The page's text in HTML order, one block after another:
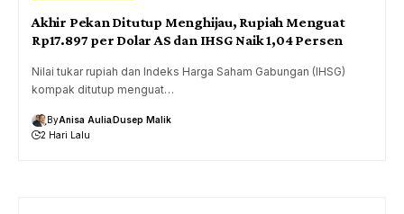
Akhir Pekan Ditutup Menghijau, Rupiah Menguat
Rp17.897 per Dolar AS dan IHSG Naik 1,04 Persen
Nilai tukar rupiah dan Indeks Harga Saham Gabungan (IHSG)
kompak ditutup menguat…
ByAnisa AuliaDusep Malik
2 Hari Lalu